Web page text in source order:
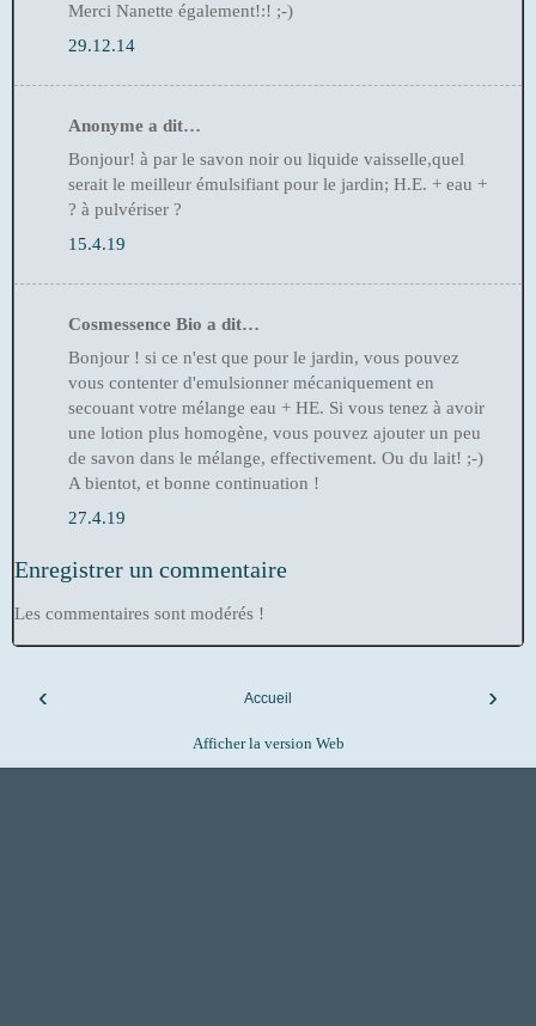
Merci Nanette également!:! ;-)
29.12.14
Anonyme a dit…
Bonjour! à par le savon noir ou liquide vaisselle,quel
serait le meilleur émulsifiant pour le jardin; H.E. + eau +
? à pulvériser ?
15.4.19
Cosmessence Bio a dit…
Bonjour ! si ce n'est que pour le jardin, vous pouvez
vous contenter d'emulsionner mécaniquement en
secouant votre mélange eau + HE. Si vous tenez à avoir
une lotion plus homogène, vous pouvez ajouter un peu
de savon dans le mélange, effectivement. Ou du lait! ;-)
A bientot, et bonne continuation !
27.4.19
Enregistrer un commentaire
Les commentaires sont modérés !
‹ ›
Accueil
Afficher la version Web